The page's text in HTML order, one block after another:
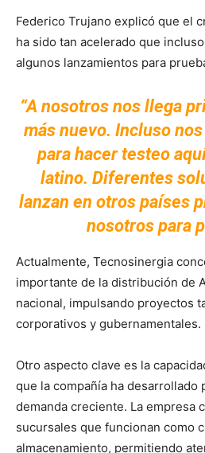
Federico Trujano explicó que el
ha sido tan acelerado que
algunos lanzamientos para
“A nosotros nos llega
más nuevo. Incluso
para hacer testeo
latino. Diferentes
lanzan en otros países
nosotros para
Actualmente, Tecnosinergia
importante de la distribución de
nacional, impulsando proyectos
corporativos y gubernamentales.
Otro aspecto clave es la
que la compañía ha desarrollado
demanda creciente. La empresa
sucursales que funcionan como
almacenamiento, permitiendo